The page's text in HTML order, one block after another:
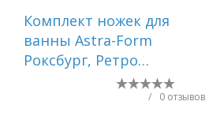
Комплект ножек для
ванны Astra-Form
Роксбург, Ретро
/ 0 отзывов